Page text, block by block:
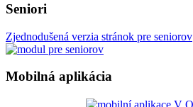
Seniori
Zjednodušená verzia stránok pre seniorov
Mobilná aplikácia